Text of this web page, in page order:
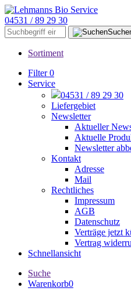
04531 / 89 29 30
Sortiment
Filter 0
Service
04531 / 89 29 30
Liefergebiet
Newsletter
Aktueller
Aktuelle
Newsletter
Kontakt
Adresse
Mail
Rechtliches
Impressum
AGB
Datenschutz
Verträge jetzt
Vertrag
Schnellansicht
Suche
Warenkorb0